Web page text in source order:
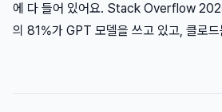
에 다 들어 있어요. Stack Overflow
의 81%가 GPT 모델을 쓰고 있고, 클로